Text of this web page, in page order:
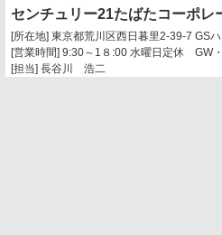
センチュリー21たばたコーポ
[所在地] 東京都荒川区西日暮里2-39-7 GS
[営業時間] 9:30～1８:00 水曜日定休 GW
[担当] 長谷川 浩二